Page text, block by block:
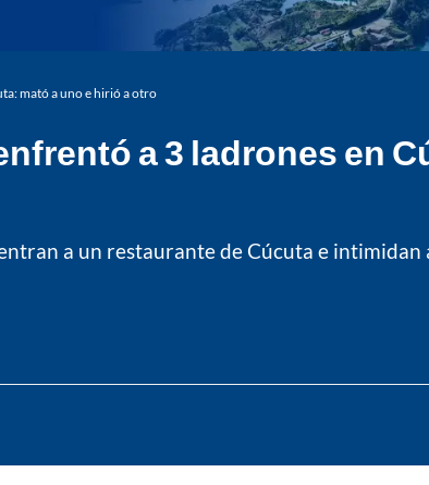
mató a uno e hirió a otro
a 3 ladrones en
a un restaurante de Cúcuta e intimidan